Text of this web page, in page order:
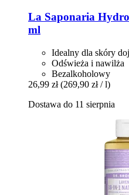
La Saponaria
ml
Idealny dla skóry
Odświeża i nawilża
Bezalkoholowy
26,99 zł (269,90 zł / l)
Dostawa do 11 sierpnia